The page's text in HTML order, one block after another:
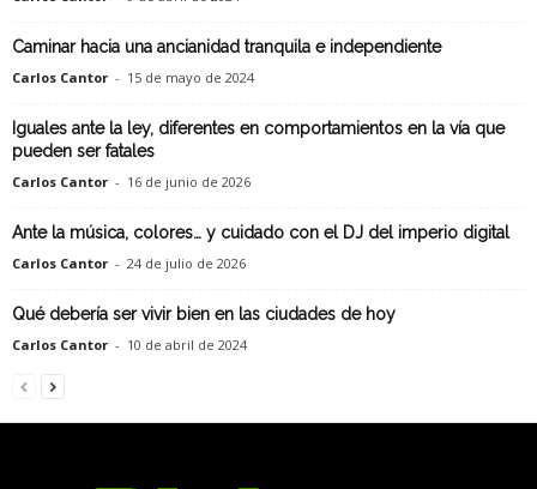
Caminar hacia una ancianidad tranquila e independiente
Carlos Cantor - 15 de mayo de 2024
Iguales ante la ley, diferentes en comportamientos en la vía que
pueden ser fatales
Carlos Cantor - 16 de junio de 2026
Ante la música, colores… y cuidado con el DJ del imperio digital
Carlos Cantor - 24 de julio de 2026
Qué debería ser vivir bien en las ciudades de hoy
Carlos Cantor - 10 de abril de 2024